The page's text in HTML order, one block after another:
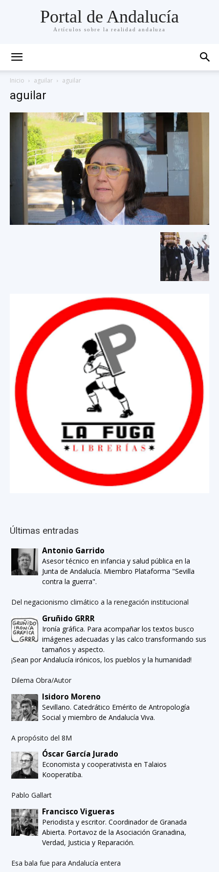
Portal de Andalucía
Artículos sobre la realidad andaluza
Inicio aguilar aguilar
aguilar
Últimas entradas
Antonio Garrido
Asesor técnico en infancia y salud pública en la
Junta de Andalucía. Miembro Plataforma "Sevilla
contra la guerra".
Del negacionismo climático a la renegación institucional
Gruñido GRRR
Ironía gráfica. Para acompañar los textos busco
imágenes adecuadas y las calco transformando sus
tamaños y aspecto.
¡Sean por Andalucía irónicos, los pueblos y la humanidad!
Dilema Obra/Autor
Isidoro Moreno
Sevillano. Catedrático Emérito de Antropología
Social y miembro de Andalucía Viva.
A propósito del 8M
Óscar García Jurado
Economista y cooperativista en Talaios
Kooperatiba.
Pablo Gallart
Francisco Vigueras
Periodista y escritor. Coordinador de Granada
Abierta. Portavoz de la Asociación Granadina,
Verdad, Justicia y Reparación.
Esa bala fue para Andalucía entera